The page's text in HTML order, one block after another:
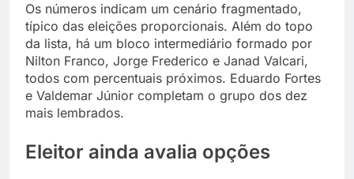
Os números indicam um cenário fragmentado,
típico das eleições proporcionais. Além do topo
da lista, há um bloco intermediário formado por
Nilton Franco, Jorge Frederico e Janad Valcari,
todos com percentuais próximos. Eduardo Fortes
e Valdemar Júnior completam o grupo dos dez
mais lembrados.
Eleitor ainda avalia opções